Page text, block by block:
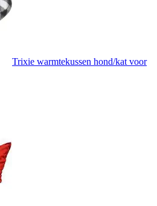
Trixie warmtekussen hond/kat voor